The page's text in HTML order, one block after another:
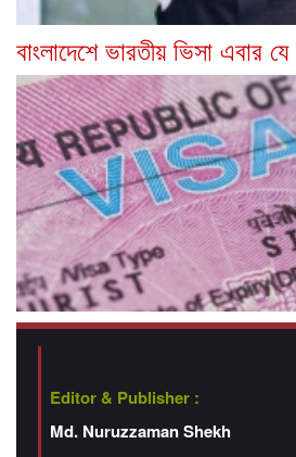
বাংলাদেশে ভারতীয় ভিসা এবার যে
Editor & Publisher :
Md. Nuruzzaman Shekh